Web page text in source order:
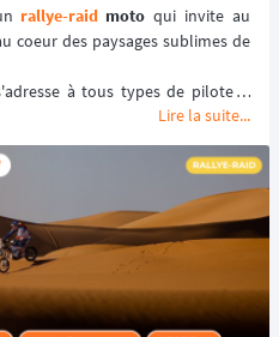
rallye-raid moto qui invite au
coeur des paysages sublimes de
à tous types de pilotes :
travers les montagnes italiennes
ou ceux qui souhaitent se
de
navigation au
septembre 2026.
Lire la suite...